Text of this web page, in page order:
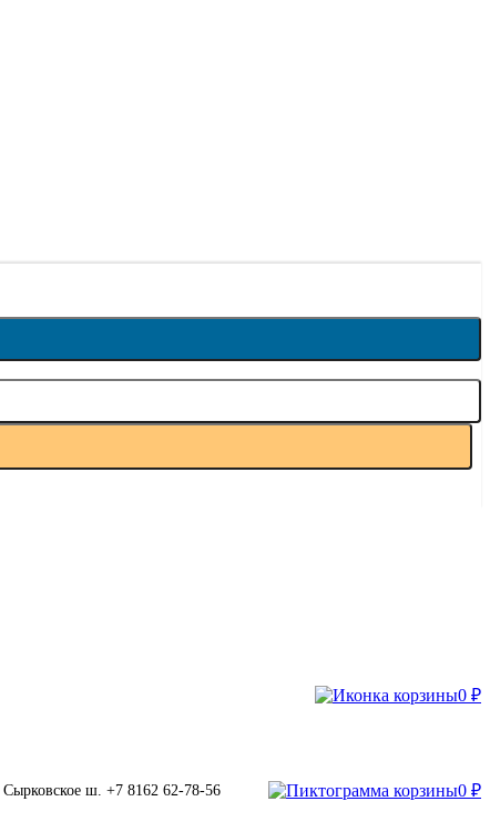
0 ₽
Сырковское ш. +7 8162 62-78-56 0 ₽